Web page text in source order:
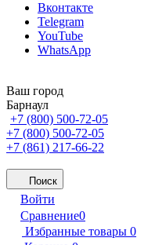
Вконтакте
Telegram
YouTube
WhatsApp
Ваш город
Барнаул
+7 (800) 500-72-05
+7 (800) 500-72-05
+7 (861) 217-66-22
Поиск
Войти
Сравнение0
Избранные товары 0